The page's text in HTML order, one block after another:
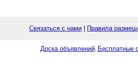
Связаться с нами Правила
Доска объявлений. Бесплатные